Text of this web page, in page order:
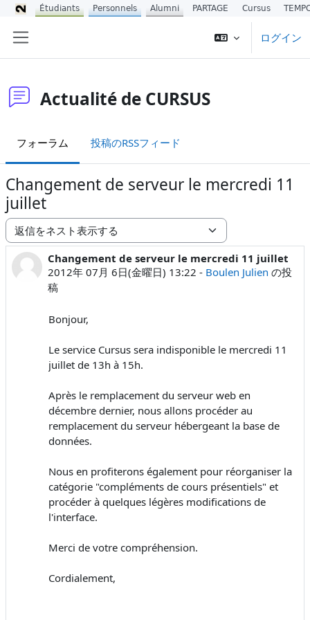
ログイン
Actualité de CURSUS
フォーラム 投稿のRSSフィード
Changement de serveur le mercredi 11
juillet
表示モード
Changement de serveur le mercredi 11 juillet
2012年 07月 6日(金曜日) 13:22 - Boulen Julien の投
稿
返信数: 0
Bonjour,
Le service Cursus sera indisponible le mercredi 11
juillet de 13h à 15h.
Après le remplacement du serveur web en
décembre dernier, nous allons procéder au
remplacement du serveur hébergeant la base de
données.
Nous en profiterons également pour réorganiser la
catégorie "compléments de cours présentiels" et
procéder à quelques légères modifications de
l'interface.
Merci de votre compréhension.
Cordialement,
Étudiants Personnels Alumni PARTAGE Cursus